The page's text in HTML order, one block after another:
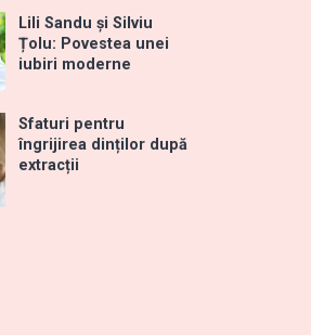
Lili Sandu și Silviu
Țolu: Povestea unei
iubiri moderne
Sfaturi pentru
îngrijirea dinților după
extracții